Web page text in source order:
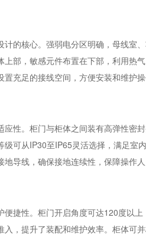
的核心。强弱电分区明确，母线室
部，敏感元件布置在下部，利用热
充足的接线空间，方便安装和维护操
性。柜门与柜体之间装有高弹性密
级可从IP30至IP65灵活选择，满足
导线，确保接地连续性，保障操作人
便捷性。柜门开启角度可达120度以
，提升了装配和维护效率。柜体可